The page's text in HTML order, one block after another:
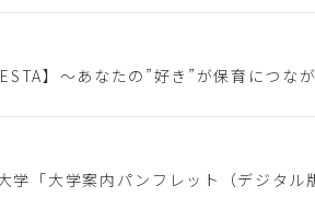
】～あなたの”好き”が保育につ
学「大学案内パンフレット（デジタル